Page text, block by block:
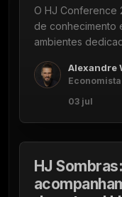
O HJ Conference
de conhecimento
ambientes
Alexandre
Economista
03 jul
HJ